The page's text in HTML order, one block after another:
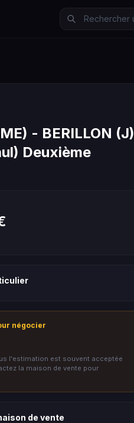
- BERILLON (J)
Deuxième
négocier
l'estimation est souvent acceptée
la maison de vente pour
de vente